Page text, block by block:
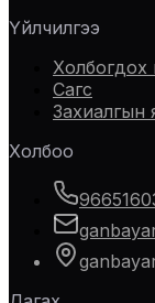
Үйлчилгээ
Холбогдох
Сагс
Захиалгын
Холбоо